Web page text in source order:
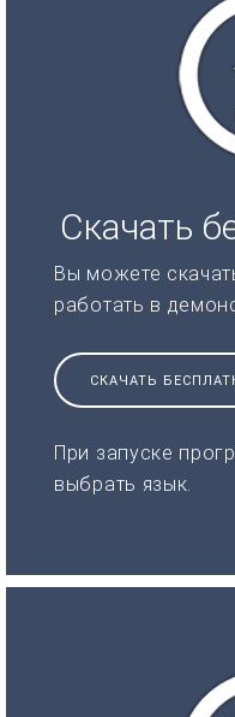
Скачать
Вы можете
работать в
СКАЧАТЬ
При запуске
выбрать язык.